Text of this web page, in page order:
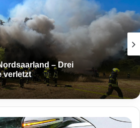
– Drei
verletzt